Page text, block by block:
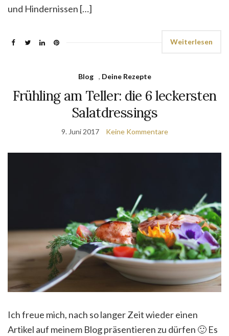
und Hindernissen […]
Weiterlesen
Blog , Deine Rezepte
Frühling am Teller: die 6 leckersten
Salatdressings
9. Juni 2017 Keine Kommentare
Ich freue mich, nach so langer Zeit wieder einen
Artikel auf meinem Blog präsentieren zu dürfen 🙂 Es